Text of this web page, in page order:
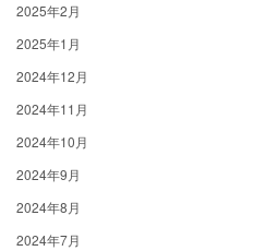
2025年2月
2025年1月
2024年12月
2024年11月
2024年10月
2024年9月
2024年8月
2024年7月